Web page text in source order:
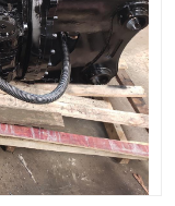
载机